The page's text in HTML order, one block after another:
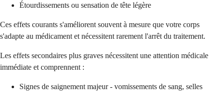
Étourdissements ou sensation de tête légère
Ces effets courants s'améliorent souvent à mesure que votre corps
s'adapte au médicament et nécessitent rarement l'arrêt du traitement.
Les effets secondaires plus graves nécessitent une attention médicale
immédiate et comprennent :
Signes de saignement majeur - vomissements de sang, selles